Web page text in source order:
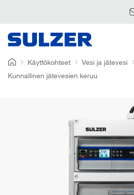
Käyttökohteet Vesi ja jätevesi
Kunnallinen jätevesien keruu